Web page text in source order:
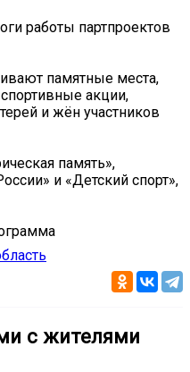
работы партпроектов
памятные места,
акции,
и жён участников
память»,
и «Детский спорт»,
с жителями